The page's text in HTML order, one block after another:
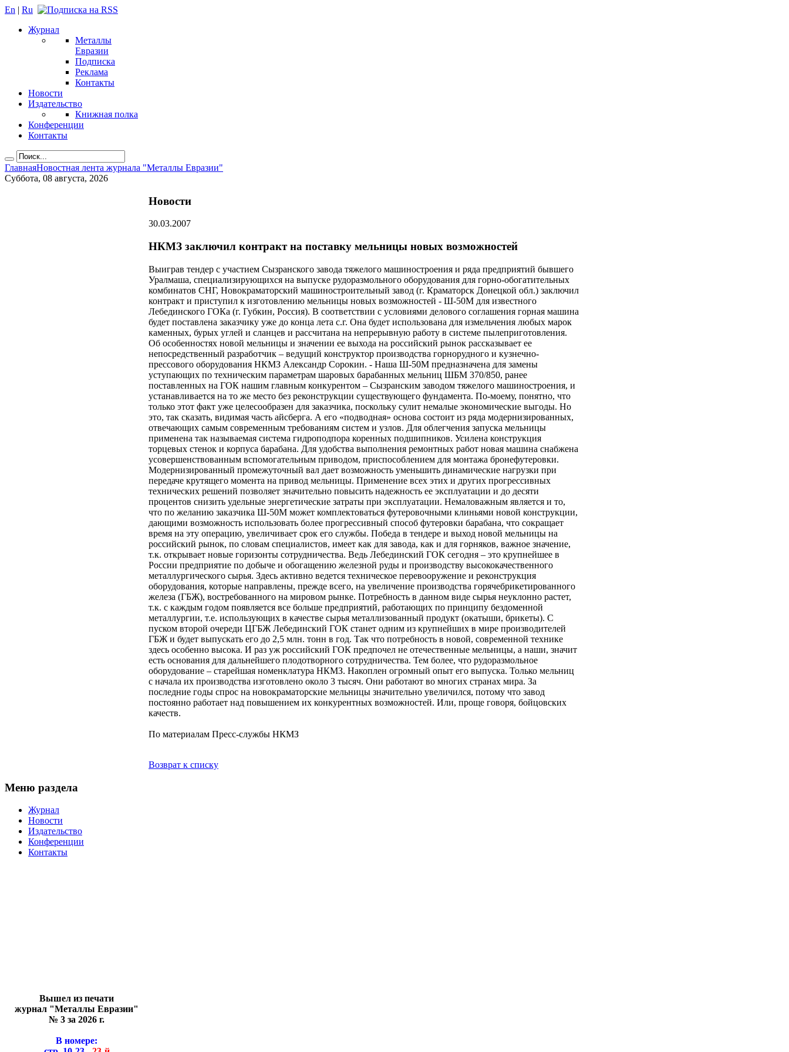
En | Ru
Журнал
Металлы
Евразии
Подписка
Реклама
Контакты
Новости
Издательство
Книжная полка
Конференции
Контакты
ГлавнаяНовостная лента журнала "Металлы Евразии"
Суббота, 08 августа, 2026
Новости
30.03.2007
НКМЗ заключил контракт на поставку мельницы новых возможностей
Выиграв тендер с участием Сызранского завода тяжелого машиностроения и ряда предприятий бывшего
Уралмаша, специализирующихся на выпуске рудоразмольного оборудования для горно-обогатительных
комбинатов СНГ, Новокраматорский машиностроительный завод (г. Краматорск Донецкой обл.) заключил
контракт и приступил к изготовлению мельницы новых возможностей - Ш-50М для известного
Лебединского ГОКа (г. Губкин, Россия). В соответствии с условиями делового соглашения горная машина
будет поставлена заказчику уже до конца лета с.г. Она будет использована для измельчения любых марок
каменных, бурых углей и сланцев и рассчитана на непрерывную работу в системе пылеприготовления.
Об особенностях новой мельницы и значении ее выхода на российский рынок рассказывает ее
непосредственный разработчик – ведущий конструктор производства горнорудного и кузнечно-
прессового оборудования НКМЗ Александр Сорокин. - Наша Ш-50М предназначена для замены
уступающих по техническим параметрам шаровых барабанных мельниц ШБМ 370/850, ранее
поставленных на ГОК нашим главным конкурентом – Сызранским заводом тяжелого машиностроения, и
устанавливается на то же место без реконструкции существующего фундамента. По-моему, понятно, что
только этот факт уже целесообразен для заказчика, поскольку сулит немалые экономические выгоды. Но
это, так сказать, видимая часть айсберга. А его «подводная» основа состоит из ряда модернизированных,
отвечающих самым современным требованиям систем и узлов. Для облегчения запуска мельницы
применена так называемая система гидроподпора коренных подшипников. Усилена конструкция
торцевых стенок и корпуса барабана. Для удобства выполнения ремонтных работ новая машина снабжена
усовершенствованным вспомогательным приводом, приспособлением для монтажа бронефутеровки.
Модернизированный промежуточный вал дает возможность уменьшить динамические нагрузки при
передаче крутящего момента на привод мельницы. Применение всех этих и других прогрессивных
технических решений позволяет значительно повысить надежность ее эксплуатации и до десяти
процентов снизить удельные энергетические затраты при эксплуатации. Немаловажным является и то,
что по желанию заказчика Ш-50М может комплектоваться футеровочными клиньями новой конструкции,
дающими возможность использовать более прогрессивный способ футеровки барабана, что сокращает
время на эту операцию, увеличивает срок его службы. Победа в тендере и выход новой мельницы на
российский рынок, по словам специалистов, имеет как для завода, как и для горняков, важное значение,
т.к. открывает новые горизонты сотрудничества. Ведь Лебединский ГОК сегодня – это крупнейшее в
России предприятие по добыче и обогащению железной руды и производству высококачественного
металлургического сырья. Здесь активно ведется техническое перевооружение и реконструкция
оборудования, которые направлены, прежде всего, на увеличение производства горячебрикетированного
железа (ГБЖ), востребованного на мировом рынке. Потребность в данном виде сырья неуклонно растет,
т.к. с каждым годом появляется все больше предприятий, работающих по принципу бездоменной
металлургии, т.е. использующих в качестве сырья металлизованный продукт (окатыши, брикеты). С
пуском второй очереди ЦГБЖ Лебединский ГОК станет одним из крупнейших в мире производителей
ГБЖ и будет выпускать его до 2,5 млн. тонн в год. Так что потребность в новой, современной технике
здесь особенно высока. И раз уж российский ГОК предпочел не отечественные мельницы, а наши, значит
есть основания для дальнейшего плодотворного сотрудничества. Тем более, что рудоразмольное
оборудование – старейшая номенклатура НКМЗ. Накоплен огромный опыт его выпуска. Только мельниц
с начала их производства изготовлено около 3 тысяч. Они работают во многих странах мира. За
последние годы спрос на новокраматорские мельницы значительно увеличился, потому что завод
постоянно работает над повышением их конкурентных возможностей. Или, проще говоря, бойцовских
качеств.
По материалам Пресс-службы НКМЗ
Возврат к списку
Меню раздела
Журнал
Новости
Издательство
Конференции
Контакты
Вышел из печати
журнал "Металлы Евразии"
№ 3 за 2026 г.
В номере: